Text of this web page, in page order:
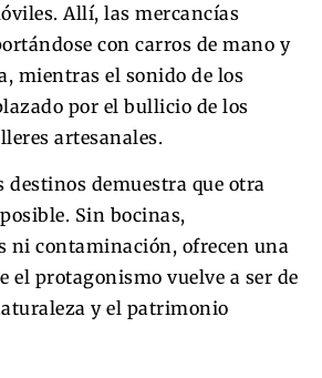
Allí, las mercancías
con carros de mano y
mientras el sonido de los
por el bullicio de los
artesanales.
destinos demuestra que otra
Sin bocinas,
ni contaminación, ofrecen una
el protagonismo vuelve a ser de
y el patrimonio